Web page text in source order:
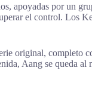
apoyadas por un
el control. Los
original, completo
Aang se queda